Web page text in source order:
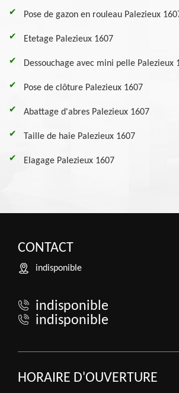
Pose de gazon en rouleau Palezieux
Etetage Palezieux 1607
Dessouchage avec mini pelle Palezieux
Pose de clôture Palezieux 1607
Abattage d'abres Palezieux 1607
Taille de haie Palezieux 1607
Elagage Palezieux 1607
CONTACT
indisponible
indisponible
indisponible
HORAIRE D'OUVERTURE